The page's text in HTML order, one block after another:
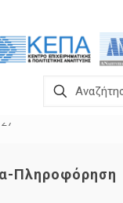
Πληροφόρηση